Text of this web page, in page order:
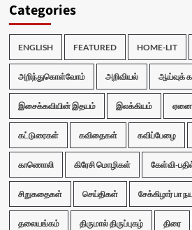
Categories
ENGLISH FEATURED HOME-LIT
அறிந்துகொள்வோம் அறிவியல் ஆய்வுக்
இசைக்கவியின் இதயம் இலக்கியம்
கட்டுரைகள் கவிதைகள் கவிப்பேழை
காணொலி கிரேசி மொழிகள் கேள்வி-
சிறுகதைகள் செய்திகள் சேக்கிழார் பா
தலையங்கம் திருமால் திருப்புகழ் திரை